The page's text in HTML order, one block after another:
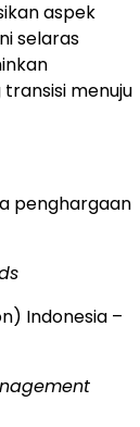
aspek
selaras
menuju
penghargaan
Indonesia –